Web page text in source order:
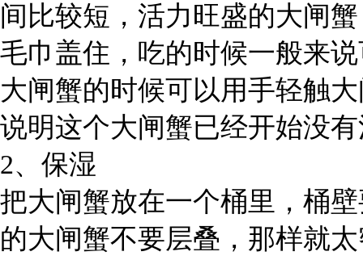
间比较短，活力旺盛的大闸
毛巾盖住，吃的时候一般来
大闸蟹的时候可以用手轻触
说明这个大闸蟹已经开始没
2、保湿
把大闸蟹放在一个桶里，桶
的大闸蟹不要层叠，那样就